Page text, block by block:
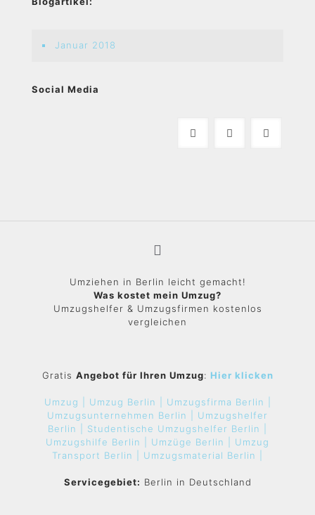
Januar 2018
Social Media
Umziehen in Berlin leicht gemacht!
Was kostet mein Umzug?
Umzugshelfer & Umzugsfirmen kostenlos
vergleichen
Gratis Angebot für Ihren Umzug: Hier klicken
Umzug | Umzug Berlin |
Umzugsfirma Berlin |
Umzugsunternehmen Berlin | Umzugshelfer
Berlin | Studentische Umzugshelfer Berlin |
Umzugshilfe Berlin | Umzüge Berlin | Umzug
Transport Berlin | Umzugsmaterial Berlin |
Servicegebiet: Berlin in Deutschland